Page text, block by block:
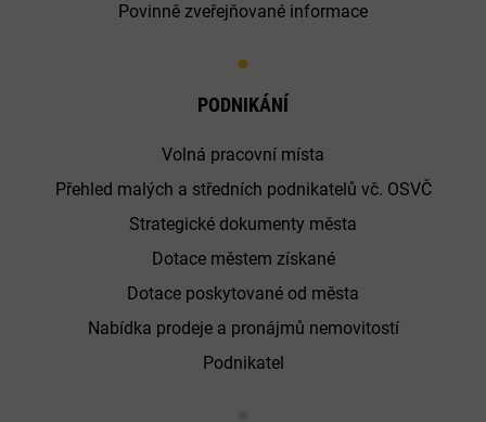
Povinně zveřejňované informace
PODNIKÁNÍ
Volná pracovní místa
Přehled malých a středních podnikatelů vč. OSVČ
Strategické dokumenty města
Dotace městem získané
Dotace poskytované od města
Nabídka prodeje a pronájmů nemovitostí
Podnikatel